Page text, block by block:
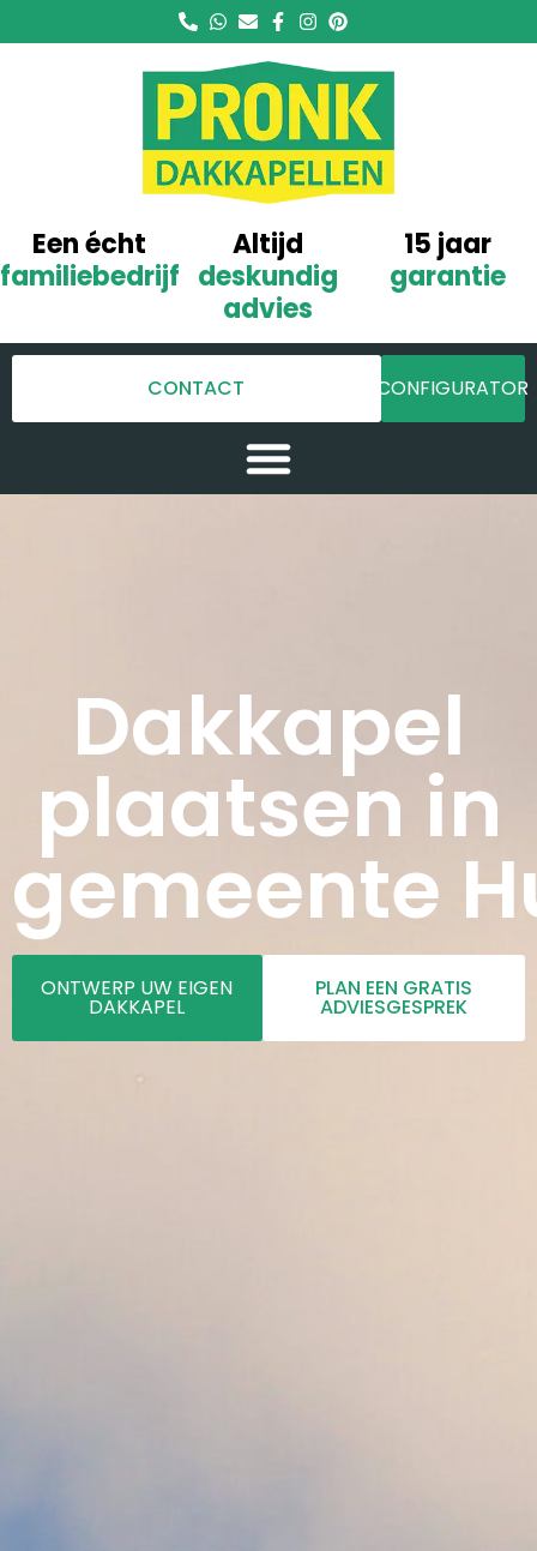
Een écht
familiebedrijf
Altijd
deskundig
advies
15 jaar
garantie
CONTACT CONFIGURATOR
Dakkapel
plaatsen in
gemeente
ONTWERP UW EIGEN
DAKKAPEL
PLAN EEN GRATIS
ADVIESGESPREK